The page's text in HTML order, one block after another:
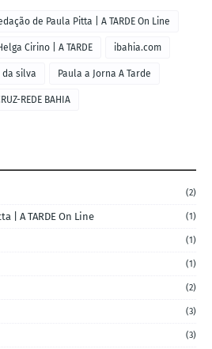
de Paula Pitta | A TARDE On Line
Cirino | A TARDE ibahia.com
silva Paula a Jorna A Tarde
REDE BAHIA
(2)
| A TARDE On Line (1)
(1)
(1)
(2)
(3)
(3)